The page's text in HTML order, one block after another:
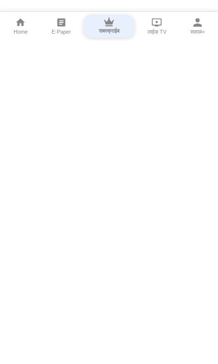
Home E-Paper सबस्क्राईब लाईव्ह TV सकाळ+